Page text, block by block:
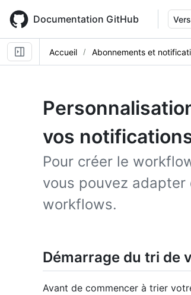
main
content
Documentation GitHub
Accueil Abonnements et
vos
Pour créer le
vous pouvez
workflows.
Démarrage du tri de
Avant de commencer à trier